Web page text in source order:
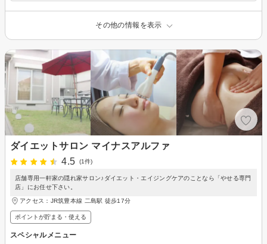
その他の情報を表示
ダイエットサロン マイナスアルファ
4.5
(1件)
店舗専用一軒家の隠れ家サロン♪ダイエット・エイジングケアのことなら「やせる専門
店」にお任せ下さい。
アクセス：JR筑豊本線 二島駅 徒歩17分
ポイントが貯まる・使える
スペシャルメニュー